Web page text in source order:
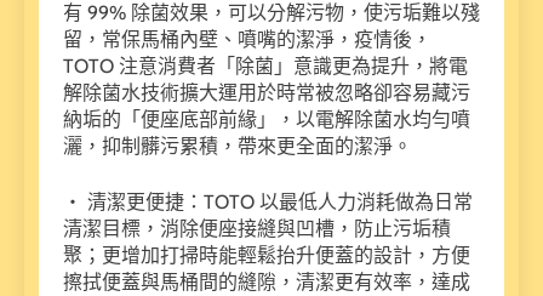
有 99% 除菌效果，可以分解污物，使污垢難以殘
留，常保馬桶內壁、噴嘴的潔淨，疫情後，
TOTO 注意消費者「除菌」意識更為提升，將電
解除菌水技術擴大運用於時常被忽略卻容易藏污
納垢的「便座底部前緣」，以電解除菌水均勻噴
灑，抑制髒污累積，帶來更全面的潔淨。
・ 清潔更便捷：TOTO 以最低人力消耗做為日常
清潔目標，消除便座接縫與凹槽，防止污垢積
聚；更增加打掃時能輕鬆抬升便蓋的設計，方便
擦拭便蓋與馬桶間的縫隙，清潔更有效率，達成